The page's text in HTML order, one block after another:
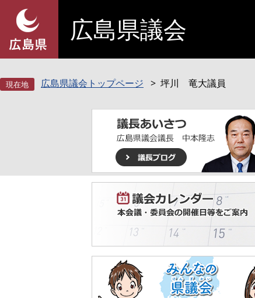
頭
で
飛
ば
広島県議会
広島県議会トップページ 坪川 竜大議員